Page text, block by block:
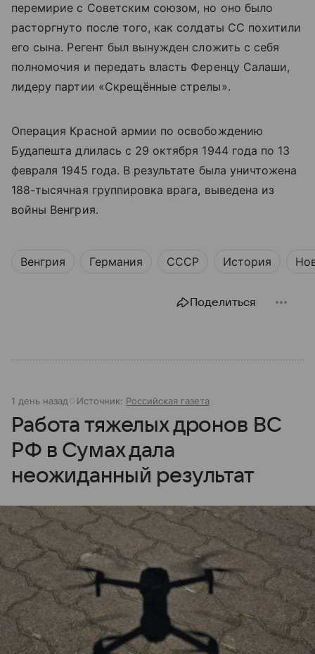
перемирие с Советским союзом, но оно было
расторгнуто после того, как солдаты СС похитили
его сына. Регент был вынужден сложить с себя
полномочия и передать власть Ференцу Салаши,
лидеру партии «Скрещённые стрелы».
Операция Красной армии по освобождению
Будапешта длилась с 29 октября 1944 года по 13
февраля 1945 года. В результате была уничтожена
188-тысячная группировка врага, выведена из
войны Венгрия.
Венгрия Германия СССР История
Поделиться
1 день назад Источник: Российская газета
Работа тяжелых дронов ВС
РФ в Сумах дала
неожиданный результат